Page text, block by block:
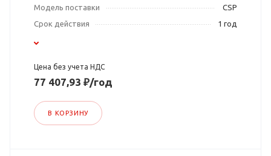
Модель поставки
CSP
Срок действия
1 год
Цена без учета НДС
77 407,93 ₽/год
В КОРЗИНУ